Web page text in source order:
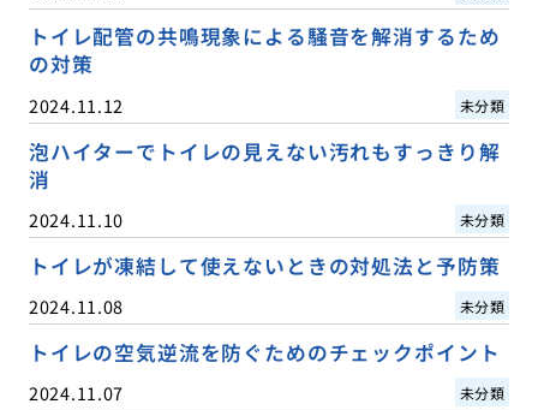
トイレ配管の共鳴現象による騒音を解消するため
の対策
2024.11.12 未分類
泡ハイターでトイレの見えない汚れもすっきり解
消
2024.11.10 未分類
トイレが凍結して使えないときの対処法と予防策
2024.11.08 未分類
トイレの空気逆流を防ぐためのチェックポイント
2024.11.07 未分類